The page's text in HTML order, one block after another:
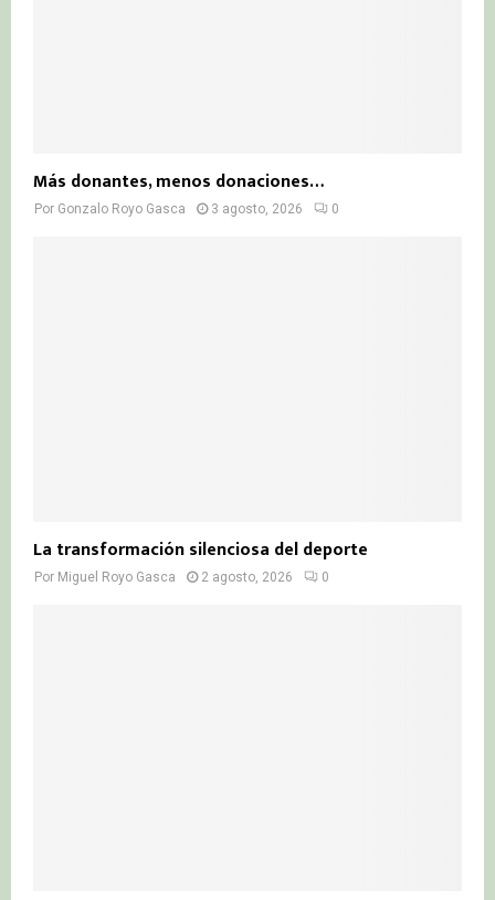
Más donantes, menos donaciones…
Por Gonzalo Royo Gasca 3 agosto, 2026 0
La transformación silenciosa del deporte
Por Miguel Royo Gasca 2 agosto, 2026 0